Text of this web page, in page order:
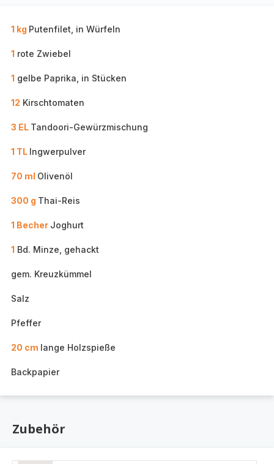
1 kg Putenfilet, in Würfeln
1 rote Zwiebel
1 gelbe Paprika, in Stücken
12 Kirschtomaten
3 EL Tandoori-Gewürzmischung
1 TL Ingwerpulver
70 ml Olivenöl
300 g Thai-Reis
1 Becher Joghurt
1 Bd. Minze, gehackt
gem. Kreuzkümmel
Salz
Pfeffer
20 cm lange Holzspieße
Backpapier
Zubehör